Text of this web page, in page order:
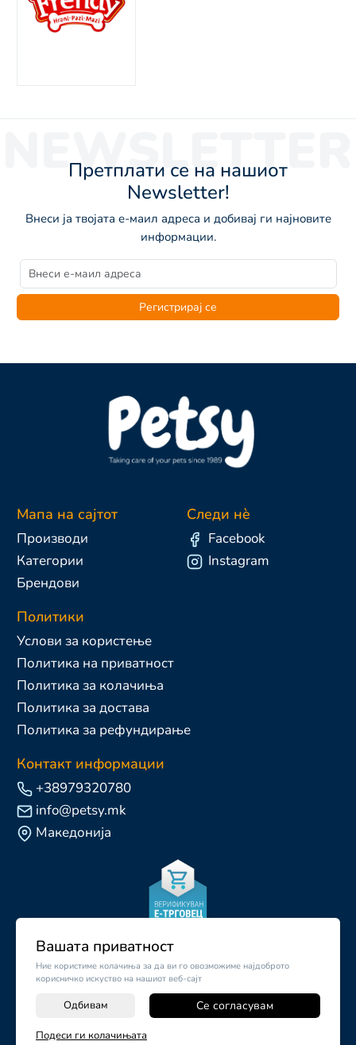
Вашата приватност
Ние користиме колачиња за да ви го овозможиме најдоброто
корисничко искуство на нашиот веб-сајт
Одбивам Се согласувам
Подеси ги колачињата
+
NEWSLETTER
Претплати се на нашиот
Newsletter!
Внеси ја твојата е-маил адреса и добивај ги најновите
информации.
Регистрирај се
Мапа на сајтот
Производи
Категории
Брендови
Политики
Услови за користење
Политика на приватност
Политика за колачиња
Политика за достава
Политика за рефундирање
Контакт информации
+38979320780
info@petsy.mk
Македонија
Следи нè
Facebook
Instagram
©2026